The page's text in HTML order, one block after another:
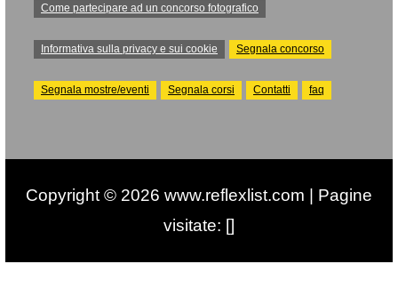
Come partecipare ad un concorso fotografico
Informativa sulla privacy e sui cookie Segnala concorso
Segnala mostre/eventi Segnala corsi Contatti faq
Copyright © 2026 www.reflexlist.com | Pagine
visitate: []